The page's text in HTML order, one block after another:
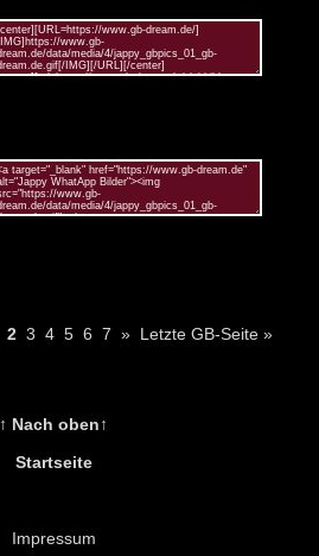
2 3 4 5 6 7 » Letzte GB-Seite »
↑ Nach oben↑
Startseite
Impressum